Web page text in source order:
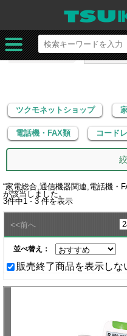
ツクモネットショップ 家
電話機・FAX類
コードレ
ツクモネットショップ
電話機・FAX類 コード
“家電総合,通信機器関連,電話機・
が該当しました。
3件中1 - 3 件を表示
<<前へ
並べ替え：
販売終了商品を表示しな